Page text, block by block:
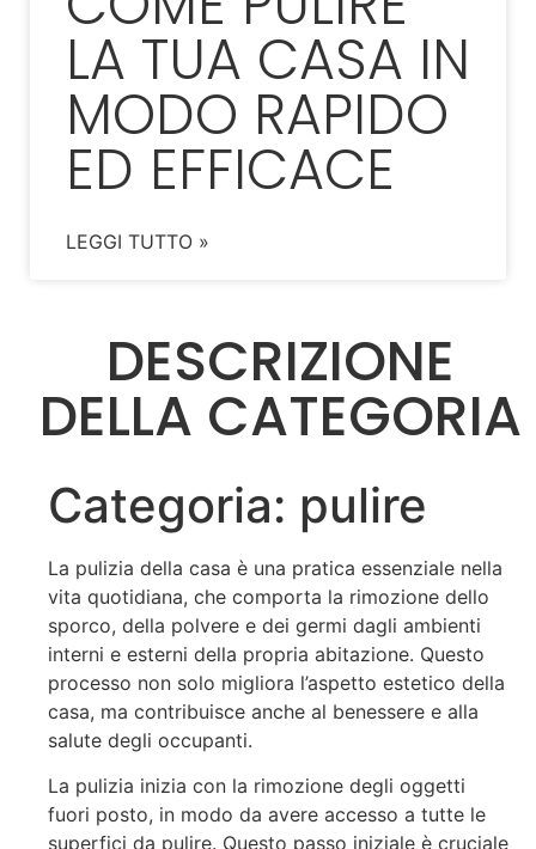
LA TUA CASA IN
MODO RAPIDO
ED EFFICACE
LEGGI TUTTO »
DESCRIZIONE
DELLA CATEGORIA
Categoria: pulire
La pulizia della casa è una pratica essenziale nella
vita quotidiana, che comporta la rimozione dello
sporco, della polvere e dei germi dagli ambienti
interni e esterni della propria abitazione. Questo
processo non solo migliora l’aspetto estetico della
casa, ma contribuisce anche al benessere e alla
salute degli occupanti.
La pulizia inizia con la rimozione degli oggetti
fuori posto, in modo da avere accesso a tutte le
superfici da pulire. Questo passo iniziale è cruciale